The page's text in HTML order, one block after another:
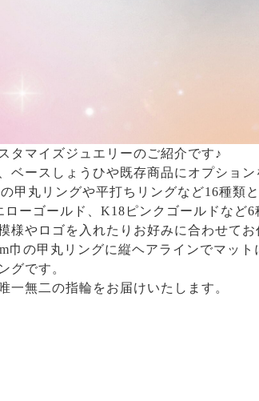
タマイズジュエリーのご紹介です♪
ベースしょうひや既存商品にオプショ
甲丸リングや平打ちリングなど16種類
ローゴールド、K18ピンクゴールドなど
様やロゴを入れたりお好みに合わせてお
巾の甲丸リングに縦ヘアラインでマッ
グです。
一無二の指輪をお届けいたします。